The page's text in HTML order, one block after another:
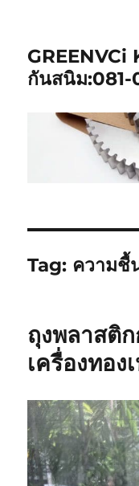
กันสนิม
Tag: ความชื้
ถุงพลาสติ
เครื่องทอง